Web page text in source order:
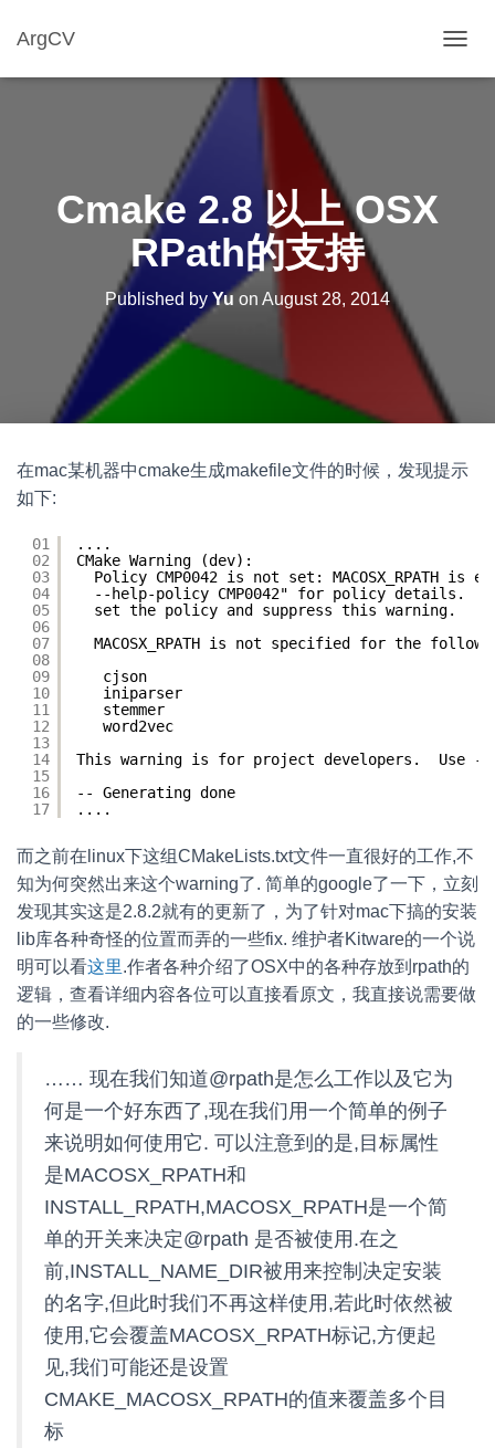
ArgCV
O
Cmake 2.8 以上 OSX
RPath的支持
Published by Yu on August 28, 2014
在mac某机器中cmake生成makefile文件的时候，发现提示
如下:
01
02
03
04
05
06
07
08
09
10
11
12
13
14
15
16
17
....
CMake Warning (dev):
Policy CMP0042 is not set: MACOSX_RPATH is
--help-policy CMP0042" for policy details.
set the policy and suppress this warning.
MACOSX_RPATH is not specified for the
cjson
iniparser
stemmer
word2vec
This warning is for project developers.  Use -
-- Generating done
....
而之前在linux下这组CMakeLists.txt文件一直很好的工作,不
知为何突然出来这个warning了. 简单的google了一下，立刻
发现其实这是2.8.2就有的更新了，为了针对mac下搞的安装
lib库各种奇怪的位置而弄的一些fix. 维护者Kitware的一个说
明可以看这里.作者各种介绍了OSX中的各种存放到rpath的
逻辑，查看详细内容各位可以直接看原文，我直接说需要做
的一些修改.
…… 现在我们知道@rpath是怎么工作以及它为
何是一个好东西了,现在我们用一个简单的例子
来说明如何使用它. 可以注意到的是,目标属性
是MACOSX_RPATH和
INSTALL_RPATH,MACOSX_RPATH是一个简
单的开关来决定@rpath 是否被使用.在之
前,INSTALL_NAME_DIR被用来控制决定安装
的名字,但此时我们不再这样使用,若此时依然被
使用,它会覆盖MACOSX_RPATH标记,方便起
见,我们可能还是设置
CMAKE_MACOSX_RPATH的值来覆盖多个目
标